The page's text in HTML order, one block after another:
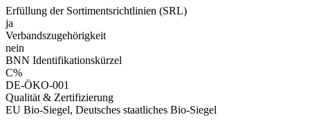
Erfüllung der Sortimentsrichtlinien (SRL)
ja
Verbandszugehörigkeit
nein
BNN Identifikationskürzel
C%
DE-ÖKO-001
Qualität & Zertifizierung
EU Bio-Siegel, Deutsches staatliches Bio-Siegel